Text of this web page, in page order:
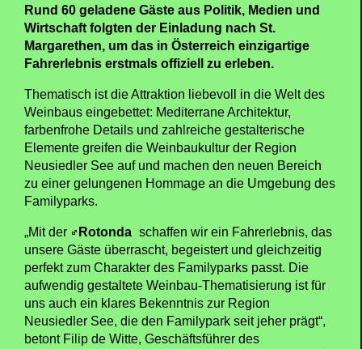
Rund 60 geladene Gäste aus Politik, Medien und
Wirtschaft folgten der Einladung nach St.
Margarethen, um das in Österreich einzigartige
Fahrerlebnis erstmals offiziell zu erleben.
Thematisch ist die Attraktion liebevoll in die Welt des
Weinbaus eingebettet: Mediterrane Architektur,
farbenfrohe Details und zahlreiche gestalterische
Elemente greifen die Weinbaukultur der Region
Neusiedler See auf und machen den neuen Bereich
zu einer gelungenen Hommage an die Umgebung des
Familyparks.
„Mit der Rotonda schaffen wir ein Fahrerlebnis, das
unsere Gäste überrascht, begeistert und gleichzeitig
perfekt zum Charakter des Familyparks passt. Die
aufwendig gestaltete Weinbau-Thematisierung ist für
uns auch ein klares Bekenntnis zur Region
Neusiedler See, die den Familypark seit jeher prägt“,
betont Filip de Witte, Geschäftsführer des